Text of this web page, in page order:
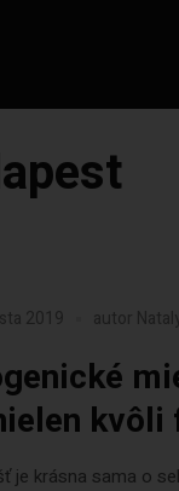
2019 autor
kvôli
je krásna sama o